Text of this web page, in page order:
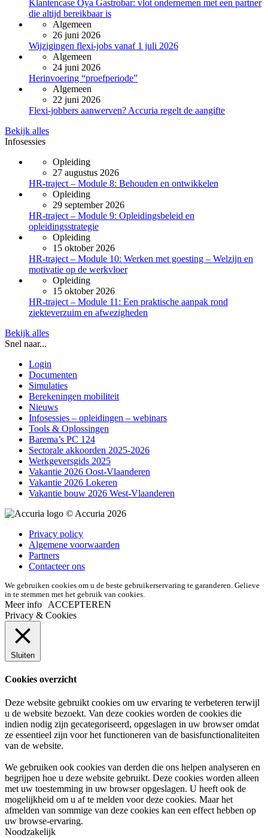
Klantencase Oya Gastrobar: vlot ondernemen met een partner
die altijd bereikbaar is
Algemeen
26 juni 2026
Wijzigingen flexi-jobs vanaf 1 juli 2026
Algemeen
24 juni 2026
Herinvoering “proefperiode”
Algemeen
22 juni 2026
Flexi-jobbers aanwerven? Accuria regelt de aangifte
Bekijk alles
Infosessies
Opleiding
27 augustus 2026
HR-traject – Module 8: Behouden en ontwikkelen
Opleiding
29 september 2026
HR-traject – Module 9: Opleidingsbeleid en
opleidingsstrategie
Opleiding
15 oktober 2026
HR-traject – Module 10: Werken met goesting – Welzijn en
motivatie op de werkvloer
Opleiding
15 oktober 2026
HR-traject – Module 11: Een praktische aanpak rond
ziekteverzuim en afwezigheden
Bekijk alles
Snel naar...
Login
Documenten
Simulaties
Berekeningen mobiliteit
Nieuws
Infosessies – opleidingen – webinars
Tools & Oplossingen
Barema’s PC 124
Sectorale akkoorden 2025-2026
Werkgeversgids 2025
Vakantie 2026 Oost-Vlaanderen
Vakantie 2026 Lokeren
Vakantie bouw 2026 West-Vlaanderen
© Accuria 2026
Privacy policy
Algemene voorwaarden
Partners
Contacteer ons
We gebruiken cookies om u de beste gebruikerservaring te garanderen. Gelieve
in te stemmen met het gebruik van cookies.
Meer info
ACCEPTEREN
Privacy & Cookies
Sluiten
Cookies overzicht
Deze website gebruikt cookies om uw ervaring te verbeteren terwijl
u de website bezoekt. Van deze cookies worden de cookies die
indien nodig zijn gecategoriseerd, opgeslagen in uw browser omdat
ze essentieel zijn voor het functioneren van de basisfunctionaliteiten
van de website.
We gebruiken ook cookies van derden die ons helpen analyseren en
begrijpen hoe u deze website gebruikt. Deze cookies worden alleen
met uw toestemming in uw browser opgeslagen. U heeft ook de
mogelijkheid om u af te melden voor deze cookies. Maar het
afmelden van sommige van deze cookies kan een effect hebben op
uw browse-ervaring.
Noodzakelijk